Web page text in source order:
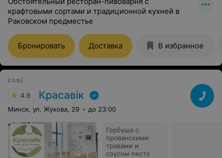
крафтовыми сортами и традиционной кухней в
Раковском предместье
Бронировать Доставка В избранное
КАФЕ
4.9 Красавiк
Минск, ул. Жукова, 29 до 23:00
Горбуша с
прованскими
травами и
соусом песто